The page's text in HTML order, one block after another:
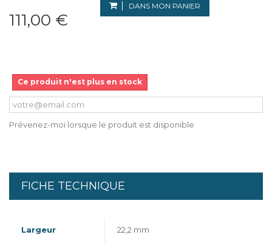
111,00 €
DANS MON PANIER
Ce produit n'est plus en stock
Prévenez-moi lorsque le produit est disponible
FICHE TECHNIQUE
Largeur 22,2 mm